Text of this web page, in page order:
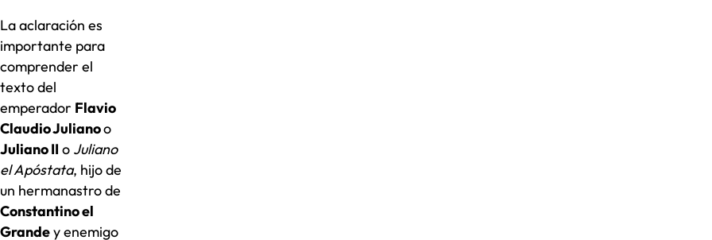
La aclaración es
importante para
comprender el
texto del
emperador Flavio
Claudio Julianoo
Juliano II o Juliano
el Apóstata, hijo de
un hermanastro de
Constantino el
Grandey enemigo